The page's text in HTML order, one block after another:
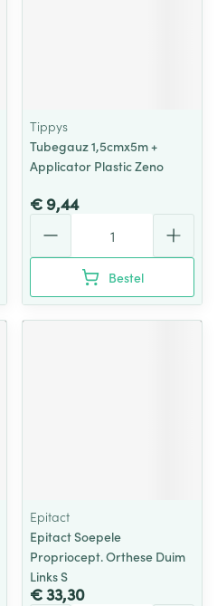
Tippys
Tubegauz 1,5cmx5m +
Applicator Plastic Zeno
€ 9,44
Bestel
Epitact
Epitact Soepele
Propriocept. Orthese Duim
Links S
€ 33,30